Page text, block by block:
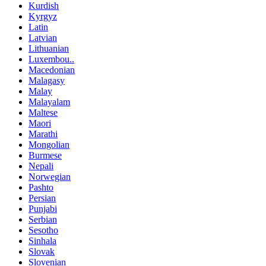
Kurdish
Kyrgyz
Latin
Latvian
Lithuanian
Luxembou..
Macedonian
Malagasy
Malay
Malayalam
Maltese
Maori
Marathi
Mongolian
Burmese
Nepali
Norwegian
Pashto
Persian
Punjabi
Serbian
Sesotho
Sinhala
Slovak
Slovenian